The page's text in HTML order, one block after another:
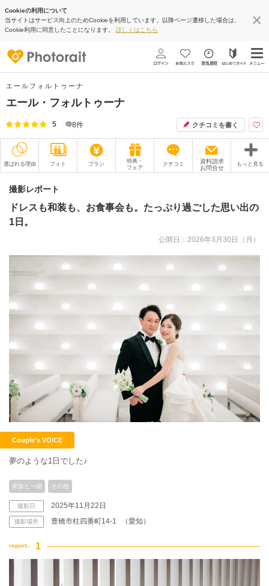
Cookieの利用について
当サイトはサービス向上のためCookieを利用しています。以降ページ遷移した場合は、
Cookie利用に同意したことになります。 詳しくはこちら
エールフォルトゥーナ
エール・フォルトゥーナ
5 8件 クチコミを書く
選ばれる理由 フォト プラン
特典・
フェア
クチコミ
資料請求
お問合せ
もっと見る
撮影レポート
衣装 ムービー
アクセス/TEL
こだわりポイント
チャペルでの撮影 フォト＋会食
挙式フォト
衣装追加無料 豊富なカラードレス
家族・友人と撮影
マタニティ用ドレス
撮影レポート
ドレスも和装も、お食事会も。たっぷり過ごした思い出の
1日。
公開日：2026年3月30日（月）
Couple's VOICE
夢のような1日でした♪
家族と一緒 その他
撮影日 2025年11月22日
撮影場所 豊橋市柱四番町14-1 （愛知）